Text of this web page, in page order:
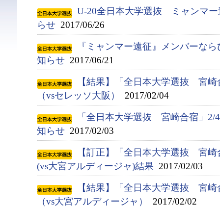
U-20全日本大学選抜 ミャンマ
らせ 2017/06/26
『ミャンマー遠征』メンバーな
知らせ 2017/06/21
【結果】「全日本大学選抜 宮
（vsセレッソ大阪）
2017/02/04
「全日本大学選抜 宮崎合宿」
知らせ 2017/02/03
【訂正】「全日本大学選抜 宮
(vs大宮アルディージャ)結果 2017/02/03
【結果】「全日本大学選抜 宮
（vs大宮アルディージャ）
2017/02/02